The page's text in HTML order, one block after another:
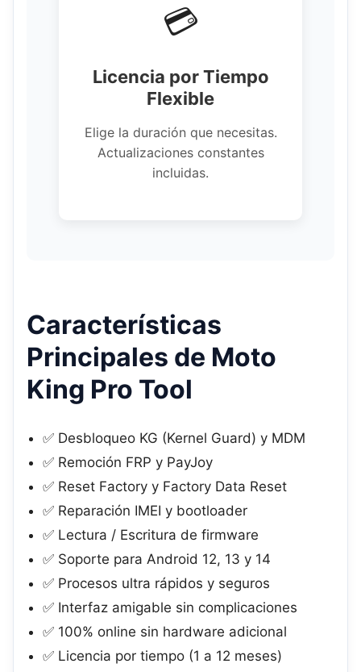
💳
Licencia por Tiempo
Flexible
Elige la duración que necesitas.
Actualizaciones constantes
incluidas.
Características
Principales de Moto
King Pro Tool
✅ Desbloqueo KG (Kernel Guard) y MDM
✅ Remoción FRP y PayJoy
✅ Reset Factory y Factory Data Reset
✅ Reparación IMEI y bootloader
✅ Lectura / Escritura de firmware
✅ Soporte para Android 12, 13 y 14
✅ Procesos ultra rápidos y seguros
✅ Interfaz amigable sin complicaciones
✅ 100% online sin hardware adicional
✅ Licencia por tiempo (1 a 12 meses)